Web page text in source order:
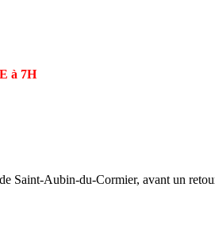
à 7H
Saint-Aubin-du-Cormier, avant un